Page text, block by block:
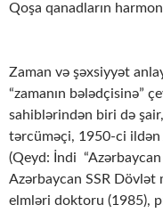
Qoşa qanadların
Zaman və şəxsiyyət
“zamanın bələdçisinə”
sahiblərindən biri də
tərcüməçi, 1950-ci ildən
(Qeyd: İndi “Azərbaycan
Azərbaycan SSR Dövlət
elmləri doktoru (1985),